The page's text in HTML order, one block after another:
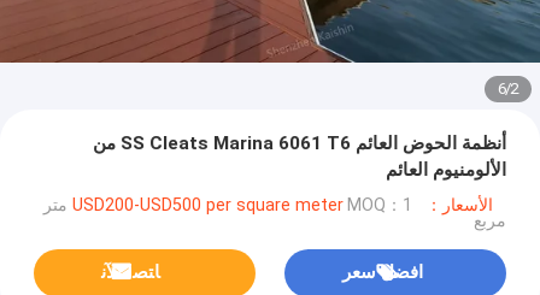
2
/
6
أنظمة الحوض العائم SS Cleats Marina 6061 T6 من
الألومنيوم العائم
الأسعار：USD200-USD500 per square meter MOQ：1 متر
مربع
افضل سعر ﺎﺘﺼﻟ ﺍﻶﻧ